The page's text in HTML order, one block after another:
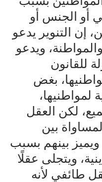
أو الجنس أو
إن التنوير يدعو
ويدعو
للقانون
بغض
لمواطنيها،
لكن العقل
بين
بينهم بسبب
ويتجلى عقلًا
طائفي لأنه